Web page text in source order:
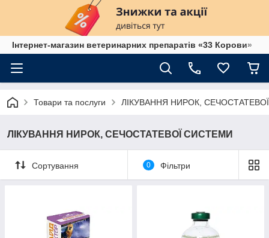
Інтернет-магазин ветеринарних препаратів «33 Корови»
Товари та послуги ЛІКУВАННЯ НИРОК,
ЛІКУВАННЯ НИРОК, СЕЧОСТАТЕВОЇ СИСТЕМИ
Сортування 0 Фільтри